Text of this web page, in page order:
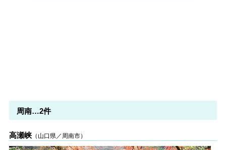
周南…2件
高瀬峡（山口県／周南市）